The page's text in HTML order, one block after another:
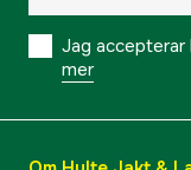
Jag
mer